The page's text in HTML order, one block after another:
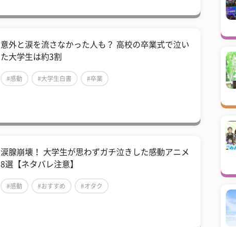
意外と涙を流さなかった人も？ 高校の卒業式で泣い
た大学生は約3割
#感動 #大学生白書 #卒業
涙腺崩壊！ 大学生が思わずガチ泣きした感動アニメ
8選【ネタバレ注意】
#感動 #おすすめ #オタク